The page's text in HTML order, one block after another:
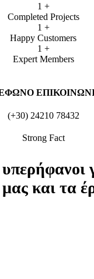
1 +
Completed Projects
1 +
Happy Customers
1 +
Expert Members
(+30) 24210 78432
Strong Fact
υπερήφανοι
μας και τα